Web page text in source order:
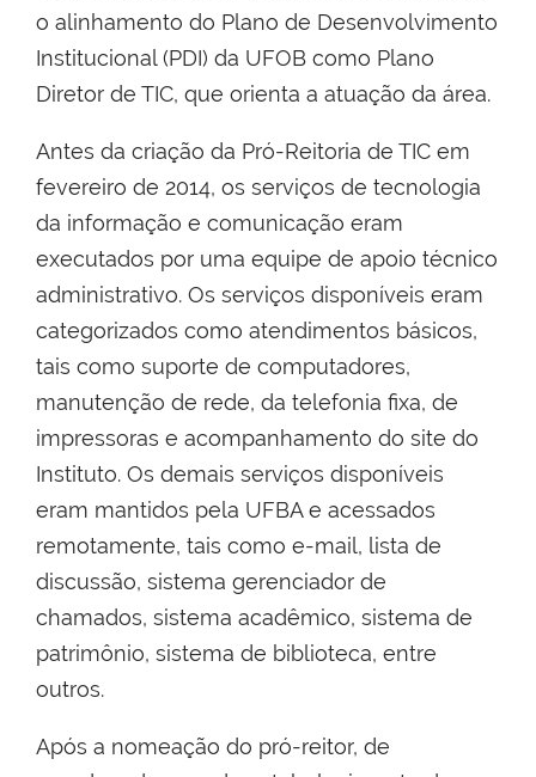
o alinhamento do Plano de Desenvolvimento
Institucional (PDI) da UFOB como Plano
Diretor de TIC, que orienta a atuação da área.
Antes da criação da Pró-Reitoria de TIC em
fevereiro de 2014, os serviços de tecnologia
da informação e comunicação eram
executados por uma equipe de apoio técnico
administrativo. Os serviços disponíveis eram
categorizados como atendimentos básicos,
tais como suporte de computadores,
manutenção de rede, da telefonia fixa, de
impressoras e acompanhamento do site do
Instituto. Os demais serviços disponíveis
eram mantidos pela UFBA e acessados
remotamente, tais como e-mail, lista de
discussão, sistema gerenciador de
chamados, sistema acadêmico, sistema de
patrimônio, sistema de biblioteca, entre
outros.
Após a nomeação do pró-reitor, de